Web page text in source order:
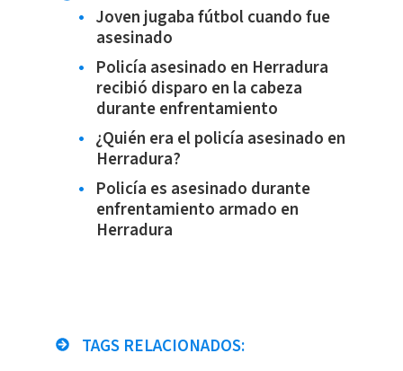
Joven jugaba fútbol cuando fue
asesinado
Policía asesinado en Herradura
recibió disparo en la cabeza
durante enfrentamiento
¿Quién era el policía asesinado en
Herradura?
Policía es asesinado durante
enfrentamiento armado en
Herradura
TAGS RELACIONADOS: